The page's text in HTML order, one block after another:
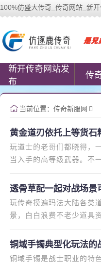
100%仿盛大传奇_传奇网站_新
新开传奇网站发
布
传
当前位置： 传奇新服网
黄金道刃依托上等货
玩道士的老哥们都晓得，
当入手的高等级武器。不
透骨草配一起对战场景
玩传奇摸遍玛法大陆各类
景，白白浪费不老少道具
铜域手镯典型化玩法的
铜域手镯是战士职业的特